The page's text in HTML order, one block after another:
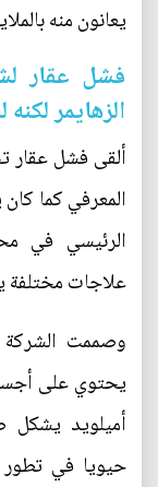
يعانون منه
فشل عقار
الزهايمر
ألقى فشل عقار
المعرفي كما
الرئيسي في
علاجات مختلفة
وصممت الشركة
يحتوي على
أميلويد يشكل
حيويا في تطور